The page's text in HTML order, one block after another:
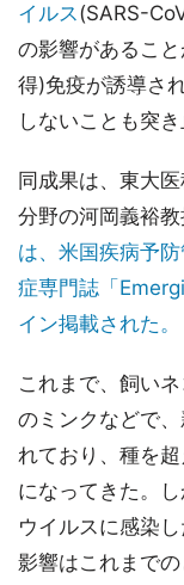
イルス(SARS-
の影響があるこ
得)免疫が誘導さ
しないことも突
同成果は、東大
分野の河岡義裕教
は、米国疾病予
症専門誌「
イン掲載された。
これまで、飼い
のミンクなどで
れており、種を
になってきた。
ウイルスに感染
影響はこれまで